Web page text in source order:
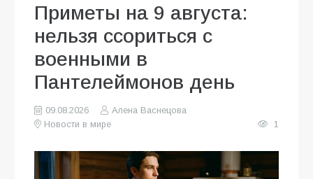
Приметы на 9 августа:
нельзя ссориться с
военными в
Пантелеймонов день
09.08.2026
Алена Васнецова
Новости в мире
1